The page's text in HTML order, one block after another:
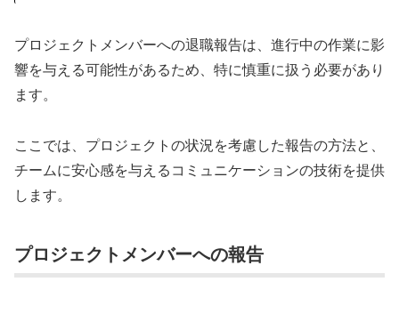
プロジェクトメンバーへの退職報告は、進行中の作業に影
響を与える可能性があるため、特に慎重に扱う必要があり
ます。
ここでは、プロジェクトの状況を考慮した報告の方法と、
チームに安心感を与えるコミュニケーションの技術を提供
します。
プロジェクトメンバーへの報告